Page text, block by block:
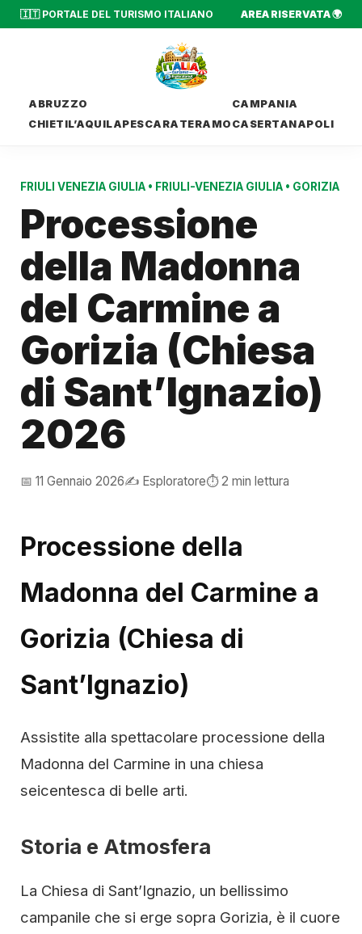
🇮🇹 PORTALE DEL TURISMO ITALIANO AREA RISERVATA 🌍
ABRUZZO
CHIETIL’AQUILAPESCARA TERAMO
CAMPANIA
CASERTANAPOLI
FRIULI VENEZIA GIULIA • FRIULI-VENEZIA GIULIA • GORIZIA
Processione
della Madonna
del Carmine a
Gorizia (Chiesa
di Sant’Ignazio)
2026
📅 11 Gennaio 2026✍️ Esploratore⏱️ 2 min lettura
Processione della
Madonna del Carmine a
Gorizia (Chiesa di
Sant’Ignazio)
Assistite alla spettacolare processione della
Madonna del Carmine in una chiesa
seicentesca di belle arti.
Storia e Atmosfera
La Chiesa di Sant’Ignazio, un bellissimo
campanile che si erge sopra Gorizia, è il cuore